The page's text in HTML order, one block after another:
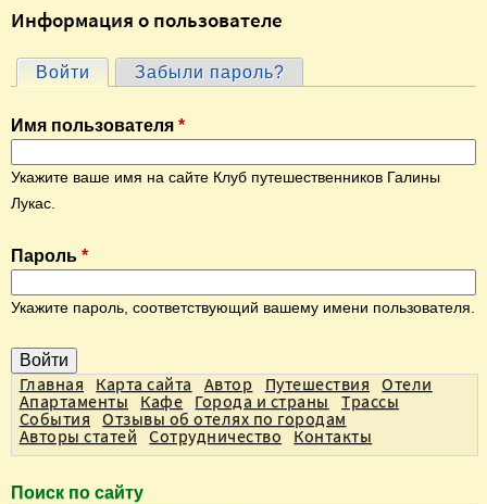
Информация о пользователе
Г
л
а
в
н
е
в
л
а
д
к
и
Войти (активная вкладка)
Забыли пароль?
Имя пользователя *
Укажите ваше имя на сайте Клуб путешественников Галины
Лукас.
Пароль *
Укажите пароль, соответствующий вашему имени пользователя.
Главная Карта сайта Автор Путешествия
Отели
Апартаменты
Кафе Города и страны
Трассы
События
Отзывы об отелях по городам
Авторы статей
Сотрудничество Контакты
Поиск по сайту